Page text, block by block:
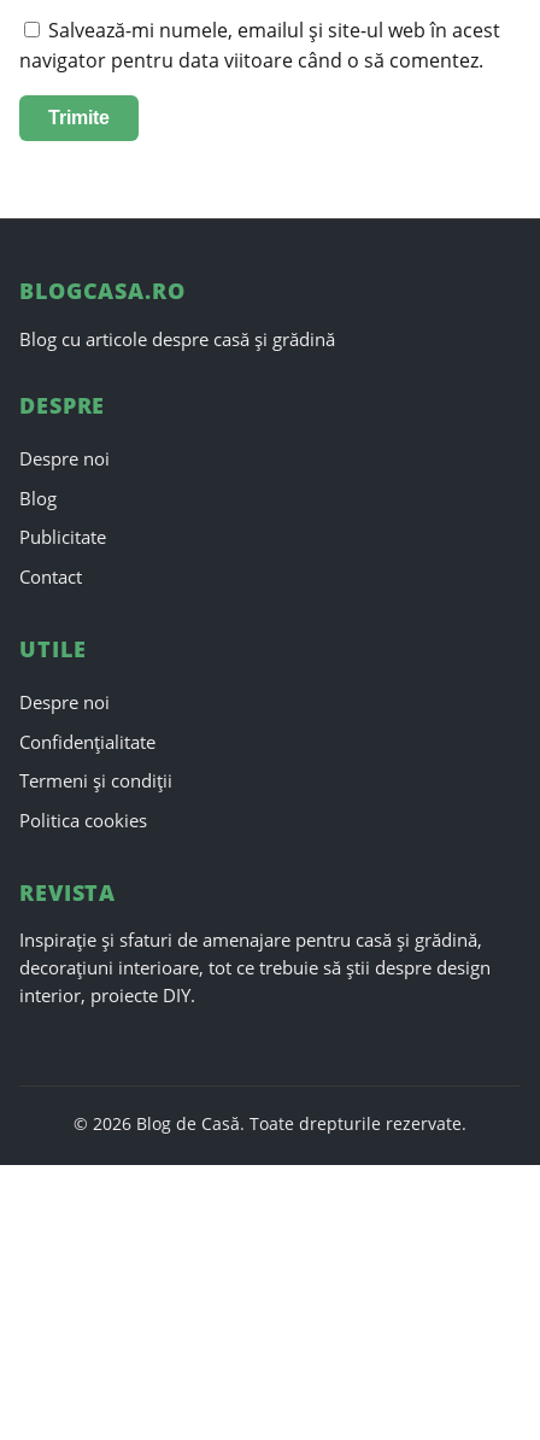
Salvează-mi numele, emailul și site-ul web în acest
navigator pentru data viitoare când o să comentez.
BLOGCASA.RO
Blog cu articole despre casă și grădină
DESPRE
Despre noi
Blog
Publicitate
Contact
UTILE
Despre noi
Confidențialitate
Termeni și condiții
Politica cookies
REVISTA
Inspirație și sfaturi de amenajare pentru casă și grădină,
decorațiuni interioare, tot ce trebuie să știi despre design
interior, proiecte DIY.
© 2026 Blog de Casă. Toate drepturile rezervate.